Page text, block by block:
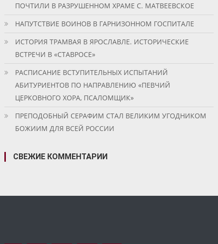
ПОЧТИЛИ В РАЗРУШЕННОМ ХРАМЕ С. МАТВЕЕВСКОЕ
НАПУТСТВИЕ ВОИНОВ В ГАРНИЗОННОМ ГОСПИТАЛЕ
ИСТОРИЯ ТРАМВАЯ В ЯРОСЛАВЛЕ. ИСТОРИЧЕСКИЕ
ВСТРЕЧИ В «СТАВРОСЕ»
РАСПИСАНИЕ ВСТУПИТЕЛЬНЫХ ИСПЫТАНИЙ
АБИТУРИЕНТОВ ПО НАПРАВЛЕНИЮ «ПЕВЧИЙ
ЦЕРКОВНОГО ХОРА, ПСАЛОМЩИК»
ПРЕПОДОБНЫЙ СЕРАФИМ СТАЛ ВЕЛИКИМ УГОДНИКОМ
БОЖИИМ ДЛЯ ВСЕЙ РОССИИ
СВЕЖИЕ КОММЕНТАРИИ